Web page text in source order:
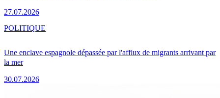
27.07.2026
Une enclave espagnole dépassée par l'afflux de migrants arrivant par
la mer
30.07.2026
POLITIQUE